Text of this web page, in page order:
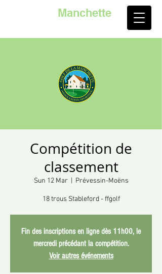
Manchette
Compétition de
classement
Sun 12 Mar Prévessin-Moëns
18 trous Stableford - ffgolf
Fin des inscriptions en ligne dès 11h00, le
mercredi précédant la compétition.
Voir autres événements